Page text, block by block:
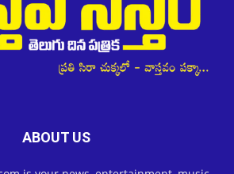
ABOUT US